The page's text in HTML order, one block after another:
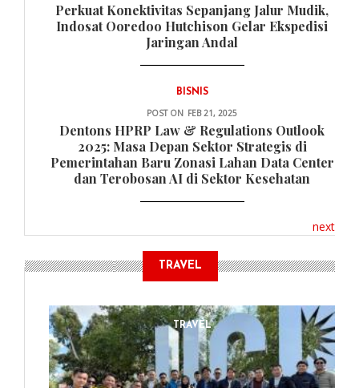
Perkuat Konektivitas Sepanjang Jalur Mudik,
Indosat Ooredoo Hutchison Gelar Ekspedisi
Jaringan Andal
BISNIS
POST ON FEB 21, 2025
Dentons HPRP Law & Regulations Outlook
2025: Masa Depan Sektor Strategis di
Pemerintahan Baru Zonasi Lahan Data Center
dan Terobosan AI di Sektor Kesehatan
next
TRAVEL
TRAVEL